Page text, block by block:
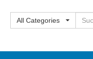
All Categories